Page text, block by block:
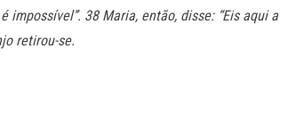
38 Maria, então, disse: “Eis aqui a
retirou-se.